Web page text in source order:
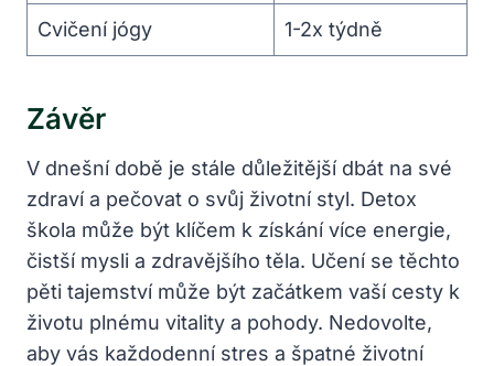
Cvičení jógy 1-2x týdně
Závěr
V dnešní době je stále důležitější dbát na své
zdraví a pečovat o svůj životní styl. Detox
škola může být klíčem k získání více energie,
čistší mysli a zdravějšího těla. Učení se těchto
pěti tajemství může být začátkem vaší cesty k
životu plnému vitality a pohody. Nedovolte,
aby vás každodenní stres a špatné životní